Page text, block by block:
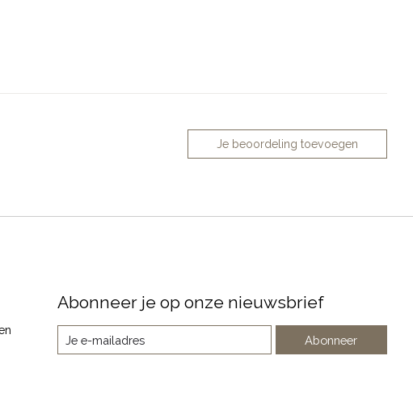
Je beoordeling toevoegen
Abonneer je op onze nieuwsbrief
Abonneer